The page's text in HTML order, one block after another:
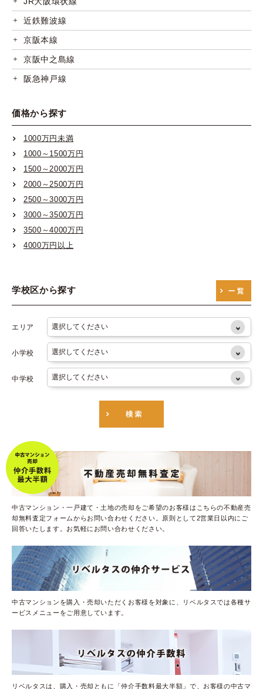
近鉄難波線
京阪本線
京阪中之島線
阪急神戸線
阪急京都線
阪神本線
阪神なんば線
大阪市営御堂筋線
大阪市営谷町線
大阪市営四つ橋線
大阪市営中央線
大阪市営長堀鶴見緑地線
価格から探す
1000万円未満
1000～1500万円
1500～2000万円
2000～2500万円
2500～3000万円
3000～3500万円
3500～4000万円
4000万円以上
学校区から探す
エリア
小学校
中学校
中古マンション・一戸建て・土地の売却をご希望のお客様はこちらの不動産売
却無料査定フォームからお問い合わせください。原則として2営業日以内にご
回答いたします。お気軽にお問い合わせください。
中古マンションを購入・売却いただくお客様を対象に、リベルタスでは各種サ
ービスメニューをご用意しています。
リベルタスは、購入・売却ともに「仲介手数料最大半額」で、お客様の中古マ